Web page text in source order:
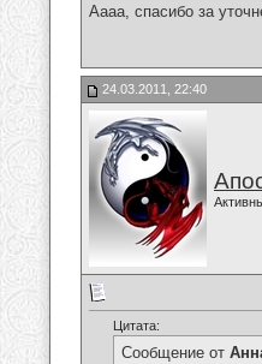
Аааа, спасибо за
24.03.2011, 22:40
Цитата:
Сообщение от